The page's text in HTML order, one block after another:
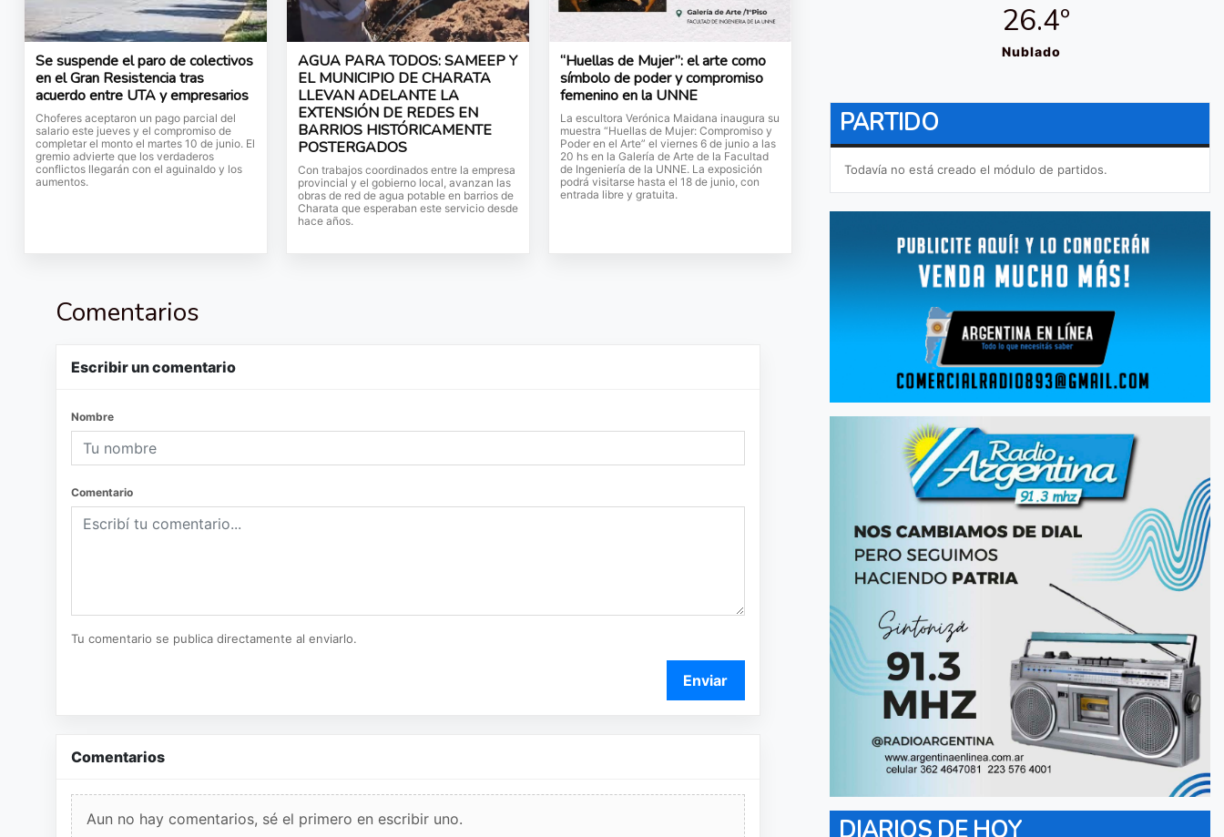
Se suspende el paro de colectivos
en el Gran Resistencia tras
acuerdo entre UTA y empresarios
Choferes aceptaron un pago parcial del
salario este jueves y el compromiso de
completar el monto el martes 10 de junio. El
gremio advierte que los verdaderos
conflictos llegarán con el aguinaldo y los
aumentos.
AGUA PARA TODOS: SAMEEP Y
EL MUNICIPIO DE CHARATA
LLEVAN ADELANTE LA
EXTENSIÓN DE REDES EN
BARRIOS HISTÓRICAMENTE
POSTERGADOS
Con trabajos coordinados entre la empresa
provincial y el gobierno local, avanzan las
obras de red de agua potable en barrios de
Charata que esperaban este servicio desde
hace años.
“Huellas de Mujer”: el arte como
símbolo de poder y compromiso
femenino en la UNNE
La escultora Verónica Maidana inaugura su
muestra “Huellas de Mujer: Compromiso y
Poder en el Arte” el viernes 6 de junio a las
20 hs en la Galería de Arte de la Facultad
de Ingeniería de la UNNE. La exposición
podrá visitarse hasta el 18 de junio, con
entrada libre y gratuita.
Comentarios
Escribir un comentario
Nombre
Comentario
Tu comentario se publica directamente al enviarlo.
Enviar
Comentarios
Aun no hay comentarios, sé el primero en escribir uno.
26.4º
Nublado
PARTIDO
Todavía no está creado el módulo de partidos.
DIARIOS DE HOY